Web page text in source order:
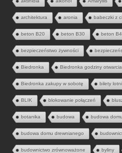
architektura aronia babeczki z
beton B20 beton B30 beton
bezpieczeństwo żywności
Biedronka Biedronka godziny
Biedronka zakupy w sobotę bilety
BLIK blokowanie połączeń
botanika budowa budowa domu
budowa domu drewnianego
budownictwo zrównoważone byliny